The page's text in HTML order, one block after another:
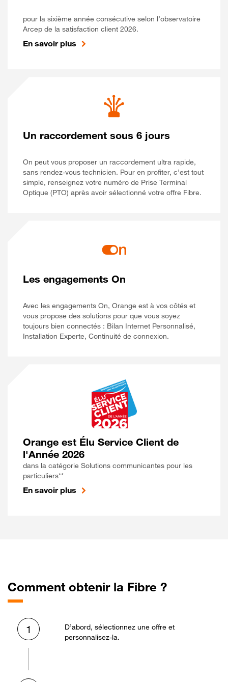
pour la sixième année consécutive selon l’observatoire
Arcep de la satisfaction client 2026.
En savoir plus
Un raccordement sous 6 jours
On peut vous proposer un raccordement ultra rapide,
sans rendez-vous technicien. Pour en profiter, c’est tout
simple, renseignez votre numéro de Prise Terminal
Optique (PTO) après avoir sélectionné votre offre Fibre.
Les engagements On
Avec les engagements On, Orange est à vos côtés et
vous propose des solutions pour que vous soyez
toujours bien connectés : Bilan Internet Personnalisé,
Installation Experte, Continuité de connexion.
Orange est Élu Service Client de
l'Année 2026
dans la catégorie Solutions communicantes pour les
particuliers**
En savoir plus
Comment obtenir la Fibre ?
1
D’abord, sélectionnez une offre et
personnalisez-la.